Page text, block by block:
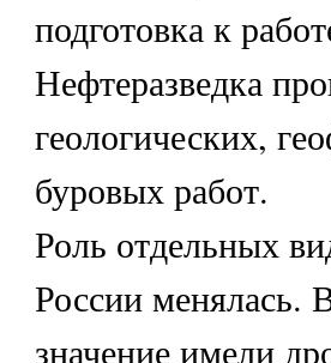
подготовка к
Нефтеразведка
геологических,
буровых работ.
Роль отдельных
России менялась.
значение имели